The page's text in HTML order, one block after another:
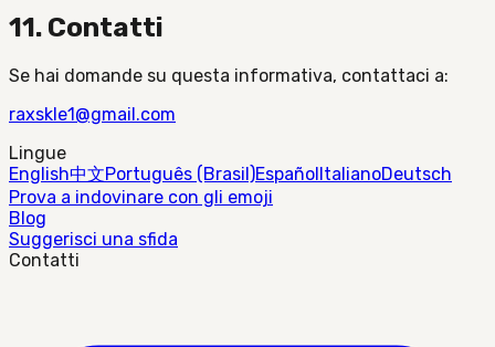
11. Contatti
Se hai domande su questa informativa, contattaci a:
raxskle1@gmail.com
Lingue
English中文Português (Brasil)EspañolItalianoDeutsch
Prova a indovinare con gli emoji
Blog
Suggerisci una sfida
Contatti